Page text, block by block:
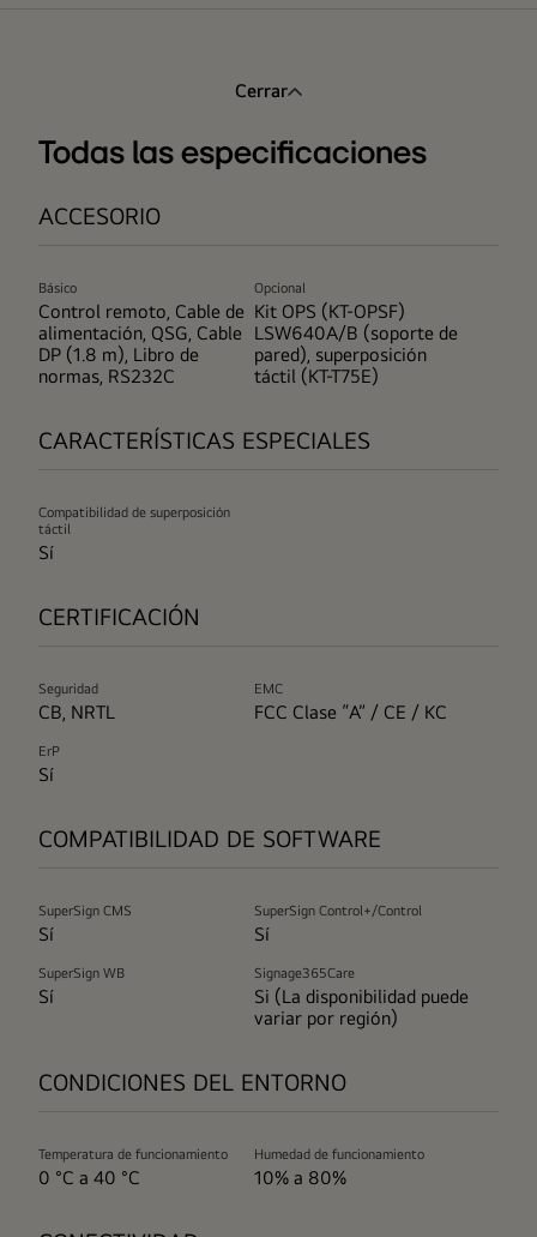
Cerrar
Todas las especificaciones
ACCESORIO
Básico
Control remoto, Cable de
alimentación, QSG, Cable
DP (1.8 m), Libro de
normas, RS232C
Opcional
Kit OPS (KT-OPSF)
LSW640A/B (soporte de
pared), superposición
táctil (KT-T75E)
CARACTERÍSTICAS ESPECIALES
Compatibilidad de superposición
táctil
Sí
CERTIFICACIÓN
Seguridad
CB, NRTL
EMC
FCC Clase “A” / CE / KC
ErP
Sí
COMPATIBILIDAD DE SOFTWARE
SuperSign CMS
Sí
SuperSign Control+/Control
Sí
SuperSign WB
Sí
Signage365Care
Si (La disponibilidad puede
variar por región)
CONDICIONES DEL ENTORNO
Temperatura de funcionamiento
0 °C a 40 °C
Humedad de funcionamiento
10% a 80%